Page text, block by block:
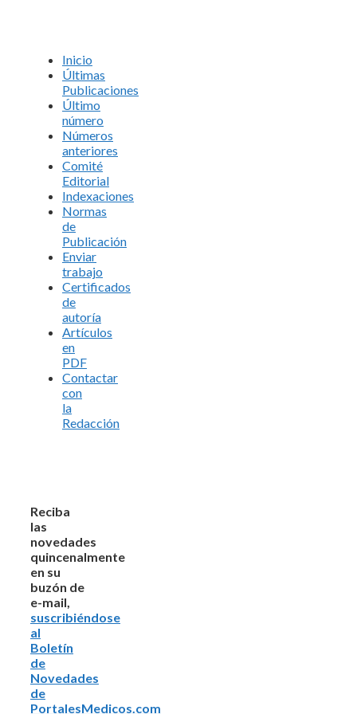
Inicio
Últimas
Publicaciones
Último
número
Números
anteriores
Comité
Editorial
Indexaciones
Normas
de
Publicación
Enviar
trabajo
Certificados
de
autoría
Artículos
en
PDF
Contactar
con
la
Redacción
Reciba
las
novedades
quincenalmente
en su
buzón de
e-mail,
suscribiéndose
al
Boletín
de
Novedades
de
PortalesMedicos.com